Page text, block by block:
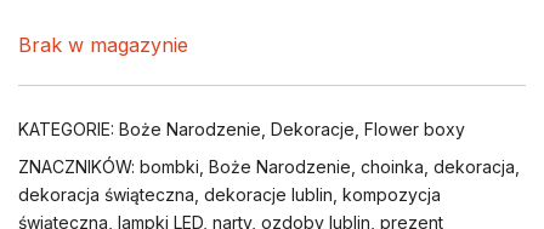
Brak w magazynie
KATEGORIE: Boże Narodzenie, Dekoracje, Flower boxy
ZNACZNIKÓW: bombki, Boże Narodzenie, choinka, dekoracja,
dekoracja świąteczna, dekoracje lublin, kompozycja
świąteczna, lampki LED, narty, ozdoby lublin, prezent